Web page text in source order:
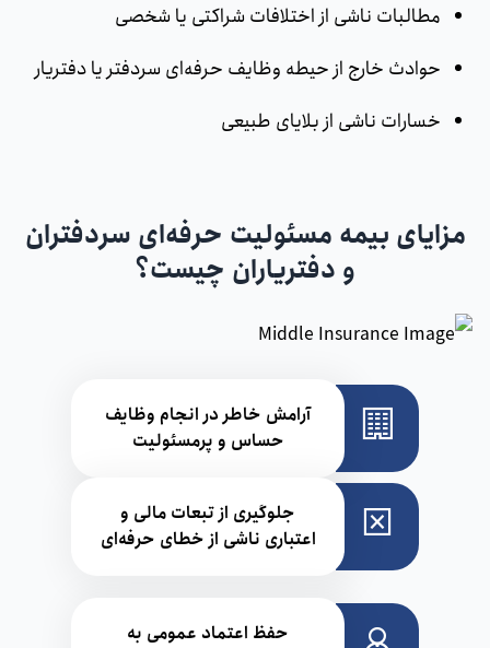
مطالبات ناشی از اختلافات شراکتی یا شخصی
حوادث خارج از حیطه وظایف حرفه‌ای سردفتر یا دفتریار
خسارات ناشی از بلایای طبیعی
مزایای بیمه مسئولیت حرفه‌ای سردفتران
و دفتریاران چیست؟
آرامش خاطر در انجام وظایف
حساس و پرمسئولیت
جلوگیری از تبعات مالی و
اعتباری ناشی از خطای حرفه‌ای
حفظ اعتماد عمومی به